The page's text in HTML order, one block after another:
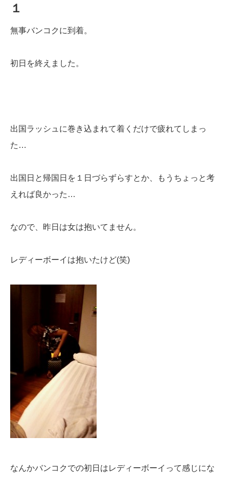
１
無事バンコクに到着。
初日を終えました。
出国ラッシュに巻き込まれて着くだけで疲れてしまっ
た…
出国日と帰国日を１日づらずらすとか、もうちょっと考
えれば良かった…
なので、昨日は女は抱いてません。
レディーボーイは抱いたけど(笑)
なんかバンコクでの初日はレディーボーイって感じにな